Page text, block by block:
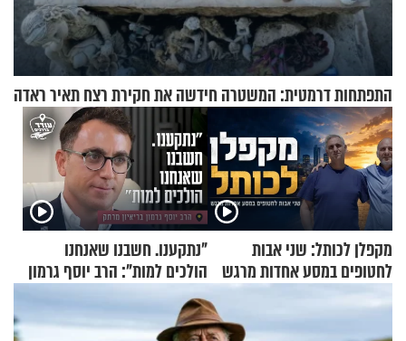
התפתחות דרמטית: המשטרה חידשה את חקירת רצח תאיר ראדה
מקפלן לכותל: שני אבות
לחטופים במסע אחדות מרגש
"נתקענו. חשבנו שאנחנו
הולכים למות": הרב יוסף גרמון
בריאיון מרתק